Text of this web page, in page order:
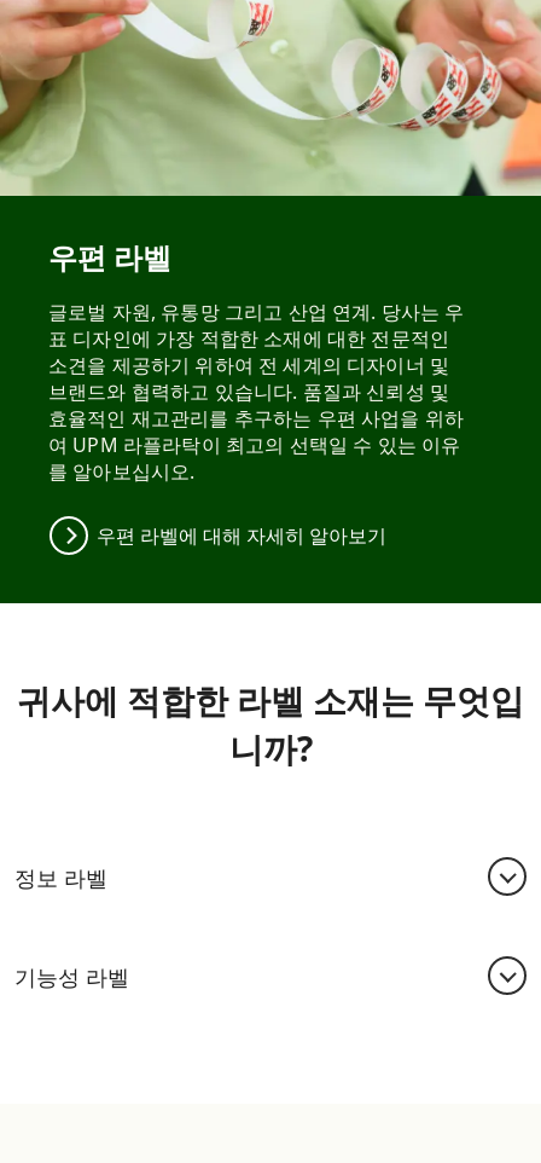
우편 라벨
글로벌 자원, 유통망 그리고 산업 연계. 당사는 우
표 디자인에 가장 적합한 소재에 대한 전문적인
소견을 제공하기 위하여 전 세계의 디자이너 및
브랜드와 협력하고 있습니다. 품질과 신뢰성 및
효율적인 재고관리를 추구하는 우편 사업을 위하
여 UPM 라플라탁이 최고의 선택일 수 있는 이유
를 알아보십시오.
우편 라벨에 대해 자세히 알아보기
귀사에 적합한 라벨 소재는 무엇입
니까?
정보 라벨
나고 가격 경쟁력이 있는 효율적인 제품으로, 고객의 인
기능성 라벨